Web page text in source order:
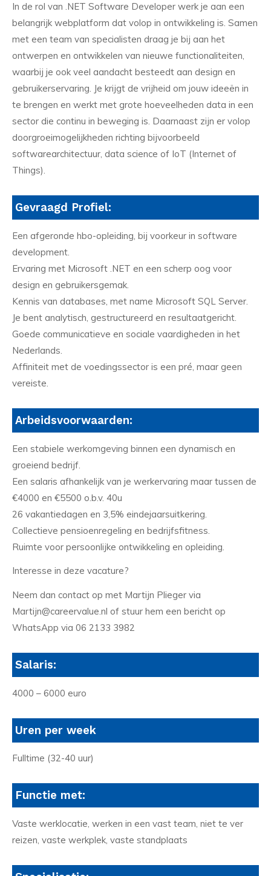
In de rol van .NET Software Developer werk je aan een
belangrijk webplatform dat volop in ontwikkeling is. Samen
met een team van specialisten draag je bij aan het
ontwerpen en ontwikkelen van nieuwe functionaliteiten,
waarbij je ook veel aandacht besteedt aan design en
gebruikerservaring. Je krijgt de vrijheid om jouw ideeën in
te brengen en werkt met grote hoeveelheden data in een
sector die continu in beweging is. Daarnaast zijn er volop
doorgroeimogelijkheden richting bijvoorbeeld
softwarearchitectuur, data science of IoT (Internet of
Things).
Gevraagd Profiel:
Een afgeronde hbo-opleiding, bij voorkeur in software
development.
Ervaring met Microsoft .NET en een scherp oog voor
design en gebruikersgemak.
Kennis van databases, met name Microsoft SQL Server.
Je bent analytisch, gestructureerd en resultaatgericht.
Goede communicatieve en sociale vaardigheden in het
Nederlands.
Affiniteit met de voedingssector is een pré, maar geen
vereiste.
Arbeidsvoorwaarden:
Een stabiele werkomgeving binnen een dynamisch en
groeiend bedrijf.
Een salaris afhankelijk van je werkervaring maar tussen de
€4000 en €5500 o.b.v. 40u
26 vakantiedagen en 3,5% eindejaarsuitkering.
Collectieve pensioenregeling en bedrijfsfitness.
Ruimte voor persoonlijke ontwikkeling en opleiding.
Interesse in deze vacature?
Neem dan contact op met Martijn Plieger via
Martijn@careervalue.nl of stuur hem een bericht op
WhatsApp via 06 2133 3982
Salaris:
4000 – 6000 euro
Uren per week
Fulltime (32-40 uur)
Functie met:
Vaste werklocatie, werken in een vast team, niet te ver
reizen, vaste werkplek, vaste standplaats